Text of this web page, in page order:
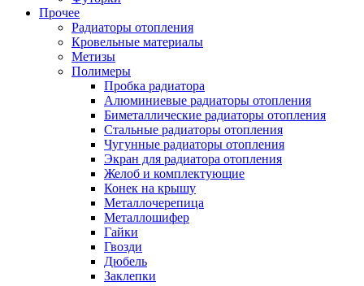
Прочее
Радиаторы отопления
Кровельные материалы
Метизы
Полимеры
Пробка радиатора
Алюминиевые радиаторы отопления
Биметаллические радиаторы отопления
Стальные радиаторы отопления
Чугунные радиаторы отопления
Экран для радиатора отопления
Желоб и комплектующие
Конек на крышу
Металлочерепица
Металлошифер
Гайки
Гвозди
Дюбель
Заклепки